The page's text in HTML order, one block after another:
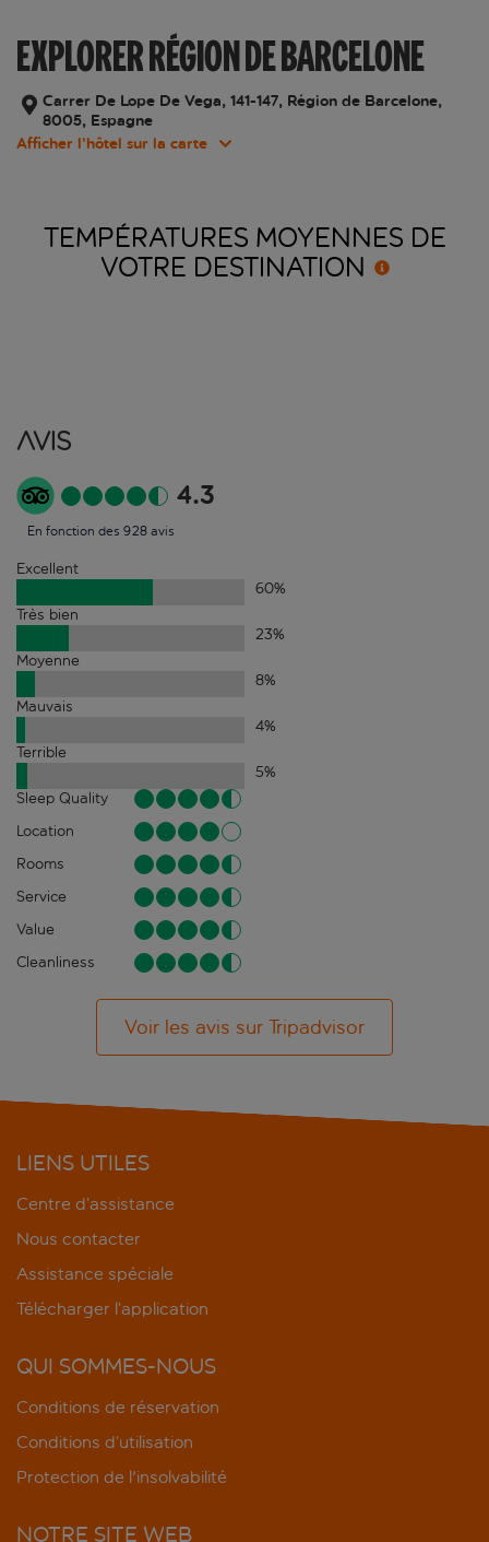
EXPLORER RÉGION DE BARCELONE
Carrer De Lope De Vega, 141-147, Région de Barcelone,
8005, Espagne
Afficher l’hôtel sur la carte
TEMPÉRATURES MOYENNES DE
VOTRE DESTINATION
Avis
4.3
En fonction des 928 avis
Excellent
60%
Très bien
23%
Moyenne
8%
Mauvais
4%
Terrible
5%
Sleep Quality
Location
Rooms
Service
Value
Cleanliness
Voir les avis sur Tripadvisor
LIENS UTILES
Centre d’assistance
Nous contacter
Assistance spéciale
Télécharger l’application
QUI SOMMES-NOUS
Conditions de réservation
Conditions d’utilisation
Protection de l'insolvabilité
NOTRE SITE WEB